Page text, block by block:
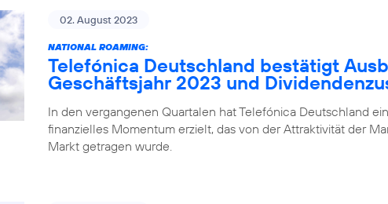
02. August 2023
NATIONAL ROAMING:
Telefónica Deutschland bestätigt
Geschäftsjahr 2023 und
In den vergangenen Quartalen hat Telefónica Deutschland
finanzielles Momentum erzielt, das von der Attraktivität der
Markt getragen wurde.